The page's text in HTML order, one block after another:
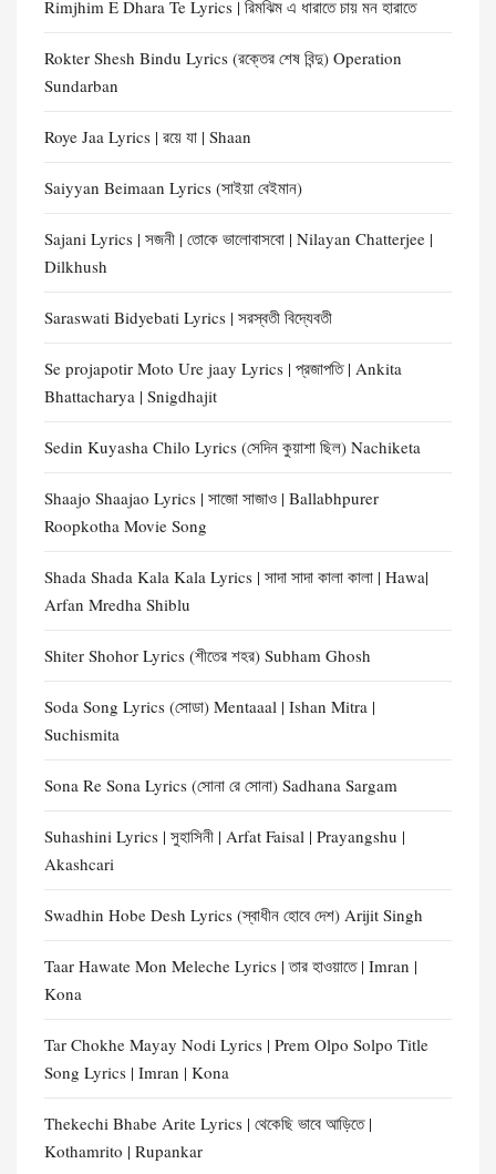
Rimjhim E Dhara Te Lyrics | রিমঝিম এ ধারাতে চায় মন হারাতে
Rokter Shesh Bindu Lyrics (রক্তের শেষ বিন্দু) Operation
Sundarban
Roye Jaa Lyrics | রয়ে যা | Shaan
Saiyyan Beimaan Lyrics (সাইয়া বেইমান)
Sajani Lyrics | সজনী | তোকে ভালোবাসবো | Nilayan Chatterjee |
Dilkhush
Saraswati Bidyebati Lyrics | সরস্বতী বিদ্যেবতী
Se projapotir Moto Ure jaay Lyrics | প্রজাপতি | Ankita
Bhattacharya | Snigdhajit
Sedin Kuyasha Chilo Lyrics (সেদিন কুয়াশা ছিল) Nachiketa
Shaajo Shaajao Lyrics | সাজো সাজাও | Ballabhpurer
Roopkotha Movie Song
Shada Shada Kala Kala Lyrics | সাদা সাদা কালা কালা | Hawa|
Arfan Mredha Shiblu
Shiter Shohor Lyrics (শীতের শহর) Subham Ghosh
Soda Song Lyrics (সোডা) Mentaaal | Ishan Mitra |
Suchismita
Sona Re Sona Lyrics (সোনা রে সোনা) Sadhana Sargam
Suhashini Lyrics | সুহাসিনী | Arfat Faisal | Prayangshu |
Akashcari
Swadhin Hobe Desh Lyrics (স্বাধীন হোবে দেশ) Arijit Singh
Taar Hawate Mon Meleche Lyrics | তার হাওয়াতে | Imran |
Kona
Tar Chokhe Mayay Nodi Lyrics | Prem Olpo Solpo Title
Song Lyrics | Imran | Kona
Thekechi Bhabe Arite Lyrics | থেকেছি ভাবে আড়িতে |
Kothamrito | Rupankar